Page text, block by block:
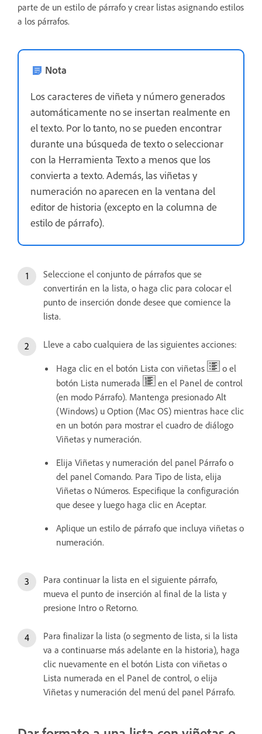
parte de un estilo de párrafo y crear listas asignando estilos
a los párrafos.
Nota
Los caracteres de viñeta y número generados
automáticamente no se insertan realmente en
el texto. Por lo tanto, no se pueden encontrar
durante una búsqueda de texto o seleccionar
con la Herramienta Texto a menos que los
convierta a texto. Además, las viñetas y
numeración no aparecen en la ventana del
editor de historia (excepto en la columna de
estilo de párrafo).
Seleccione el conjunto de párrafos que se
convertirán en la lista, o haga clic para colocar el
punto de inserción donde desee que comience la
lista.
Lleve a cabo cualquiera de las siguientes acciones:
Haga clic en el botón Lista con viñetas
o el
botón Lista numerada
en el Panel de control
(en modo Párrafo). Mantenga presionado Alt
(Windows) u Option (Mac OS) mientras hace clic
en un botón para mostrar el cuadro de diálogo
Viñetas y numeración.
Elija Viñetas y numeración del panel Párrafo o
del panel Comando. Para Tipo de lista, elija
Viñetas o Números. Especifique la configuración
que desee y luego haga clic en Aceptar.
Aplique un estilo de párrafo que incluya viñetas o
numeración.
Para continuar la lista en el siguiente párrafo,
mueva el punto de inserción al final de la lista y
presione Intro o Retorno.
Para finalizar la lista (o segmento de lista, si la lista
va a continuarse más adelante en la historia), haga
clic nuevamente en el botón Lista con viñetas o
Lista numerada en el Panel de control, o elija
Viñetas y numeración del menú del panel Párrafo.